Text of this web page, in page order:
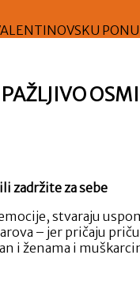
zadržite za sebe
stvaraju
– jer pričaju
i ženama i